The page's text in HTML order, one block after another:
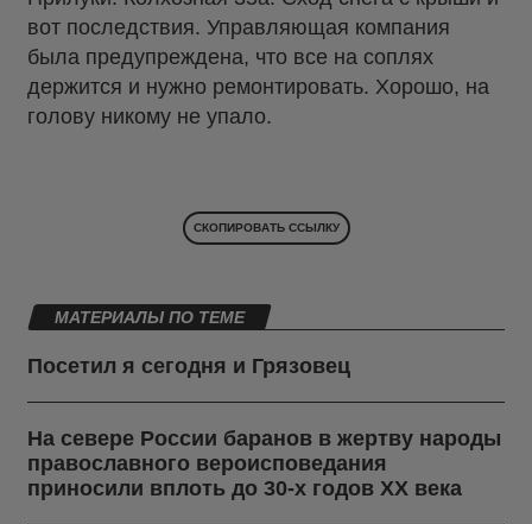
вот последствия. Управляющая компания
была предупреждена, что все на соплях
держится и нужно ремонтировать. Хорошо, на
голову никому не упало.
СКОПИРОВАТЬ ССЫЛКУ
МАТЕРИАЛЫ ПО ТЕМЕ
Посетил я сегодня и Грязовец
На севере России баранов в жертву народы
православного вероисповедания
приносили вплоть до 30-х годов ХХ века